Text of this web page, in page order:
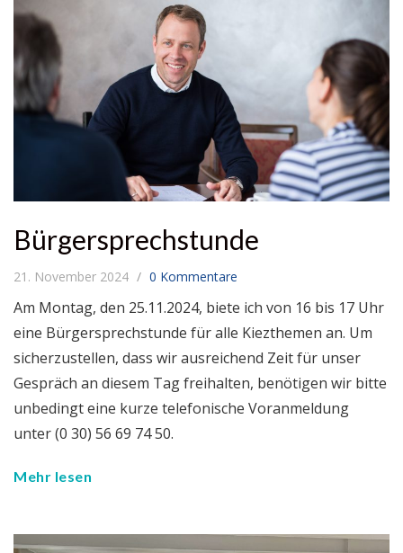
Bürgersprechstunde
21. November 2024 0 Kommentare
Am Montag, den 25.11.2024, biete ich von 16 bis 17 Uhr
eine Bürgersprechstunde für alle Kiezthemen an. Um
sicherzustellen, dass wir ausreichend Zeit für unser
Gespräch an diesem Tag freihalten, benötigen wir bitte
unbedingt eine kurze telefonische Voranmeldung
unter (0 30) 56 69 74 50.
Mehr lesen